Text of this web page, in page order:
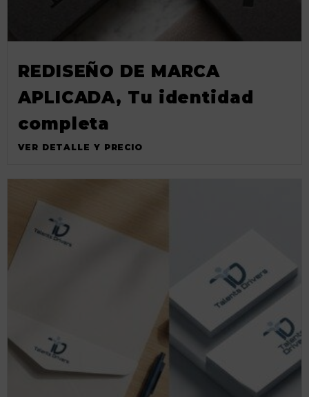
REDISEÑO DE MARCA
APLICADA, Tu identidad
completa
VER DETALLE Y PRECIO